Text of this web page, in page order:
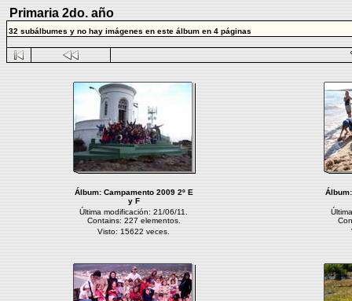
Primaria 2do. año
32 subálbumes y no hay imágenes en este álbum en 4 páginas
Álbum: Campamento 2009 2º E
y F
Última modificación: 21/06/11.
Contains: 227 elementos.
Visto: 15622 veces.